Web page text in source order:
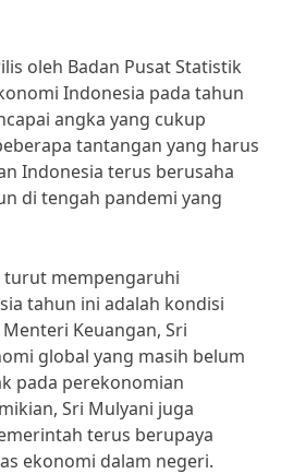
oleh Badan Pusat Statistik
Indonesia pada tahun
angka yang cukup
tantangan yang harus
Indonesia terus berusaha
di tengah pandemi yang
turut mempengaruhi
tahun ini adalah kondisi
Keuangan, Sri
global yang masih belum
pada perekonomian
Sri Mulyani juga
terus berupaya
ekonomi dalam negeri.